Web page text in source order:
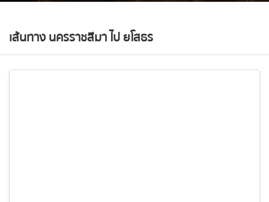
เส้นทาง นครราชสีมา ไป ยโสธร